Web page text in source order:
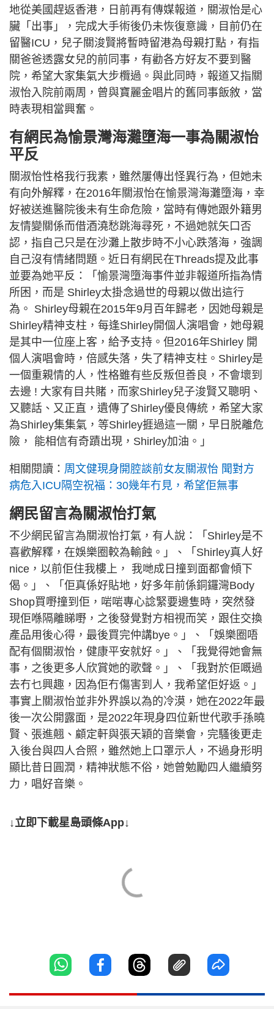
地從美國趕返香港，日前再有傳媒報道，關淑怡是心
臟「出事」，完成大手術後仍未恢復意識，目前仍在
留醫ICU，兒子關浚賢將暫時留港為母親打點，有指
關爸爸透露女兒的前同事，有勸各方好友不要到醫
院，希望大家集氣大步欖過。與此同時，報道又指關
淑怡入院前兩周，曾與寶麗金唱片的舊同事飯敘，當
時表現相當興奮。
有網民為愉景灣海灘墮海一事為關淑怡
平反
關淑怡性格我行我素，雖然屢傳出怪異行為，但她未
有向外解釋，在2016年關淑怡在愉景灣海灘墮海，幸
好被送進醫院後未有生命危險，當時有傳她跟外籍男
友情變關係而借酒澆愁跳海尋死，不過她就矢口否
認，指自己只是在沙灘上散步時不小心跌落海，強調
自己沒有情緒問題。近日有網民在Threads提及此事
並要為她平反：「愉景灣墮海事件並非報道所指為情
所困，而是 Shirley太掛念過世的母親以做出這行
為。 Shirley母親在2015年9月百年歸老，因她母親是
Shirley精神支柱，每逢Shirley開個人演唱會，她母親
是其中一位座上客，給予支持。但2016年Shirley 開
個人演唱會時，倍感失落，失了精神支柱。Shirley是
一個重親情的人，性格雖有些反叛但善良，不會壞到
去邊 ! 大家有目共賭，而家Shirley兒子浚賢又聰明、
又聽話、又正直，遺傳了Shirley優良傳統，希望大家
為Shirley集集氣，等Shirley捱過這一關，早日脱離危
險， 能相信有奇蹟出現，Shirley加油。」
相關閱讀： 周文健現身開腔談前女友關淑怡 聞對方
病危入ICU隔空祝福：30幾年冇見，希望佢無事
網民留言為關淑怡打氣
不少網民留言為關淑怡打氣，有人說：「Shirley是不
喜歡解釋，在娛樂圈較為輸蝕。」、「Shirley真人好
nice，以前佢住我樓上， 我哋成日撞到面都會傾下
偈。」、「佢真係好貼地，好多年前係銅鑼灣Body
Shop買嘢撞到佢，啱啱專心諗緊要邊隻時，突然發
現佢喺隔離睇嘢，之後發覺對方相視而笑，跟住交換
產品用後心得，最後買完仲講bye。」、「娛樂圈唔
配有個關淑怡，健康平安就好。」、「我覺得她會無
事，之後更多人欣賞她的歌聲。」、「我對於佢嘅過
去冇乜興趣，因為佢冇傷害到人，我希望佢好返。」
事實上關淑怡並非外界誤以為的冷漠，她在2022年最
後一次公開露面，是2022年現身四位新世代歌手孫曉
賢、張進翹、顧定軒與張天穎的音樂會，完騷後更走
入後台與四人合照，雖然她上口罩示人，不過身形明
顯比昔日圓潤，精神狀態不俗，她曾勉勵四人繼續努
力，唱好音樂。
↓立即下載星島頭條App↓